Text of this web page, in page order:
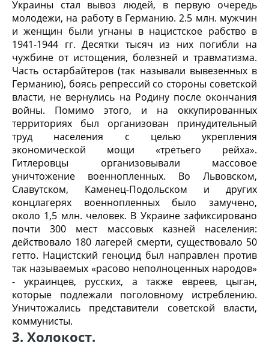
Украины стал вывоз людей, в первую очередь
молодежи, на работу в Германию. 2.5 млн. мужчин
и женщин были угнаны в нацистское рабство в
1941-1944 гг. Десятки тысяч из них погибли на
чужбине от истощения, болезней и травматизма.
Часть остарбайтеров (так называли вывезенных в
Германию), боясь репрессий со стороны советской
власти, не вернулись на Родину после окончания
войны. Помимо этого, и на оккупированных
территориях был организован принудительный
труд населения с целью укрепления
экономической мощи «третьего рейха».
Гитлеровцы организовывали массовое
уничтожение военнопленных. Во Львовском,
Славутском, Каменец-Подольском и других
концлагерях военнопленных было замучено,
около 1,5 млн. человек. В Украине зафиксировано
почти 300 мест массовых казней населения:
действовало 180 лагерей смерти, существовало 50
гетто. Нацистский геноцид был направлен против
так называемых «расово неполноценных народов»
- украинцев, русских, а также евреев, цыган,
которые подлежали поголовному истреблению.
Уничтожались представители советской власти,
коммунисты.
3. Холокост.